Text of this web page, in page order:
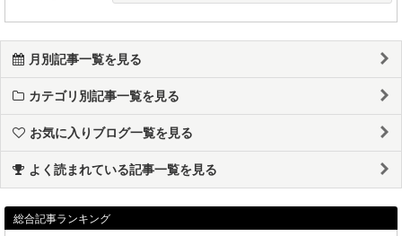
月別記事一覧を見る
カテゴリ別記事一覧を見る
お気に入りブログ一覧を見る
よく読まれている記事一覧を見る
総合記事ランキング